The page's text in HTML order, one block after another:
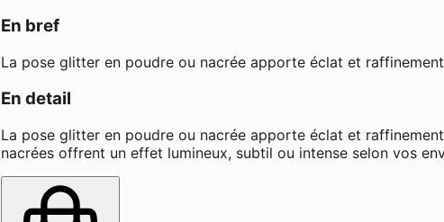
En bref
La pose glitter en poudre ou nacrée apporte éclat et
En detail
La pose glitter en poudre ou nacrée apporte éclat et
nacrées offrent un effet lumineux, subtil ou intense selon vos